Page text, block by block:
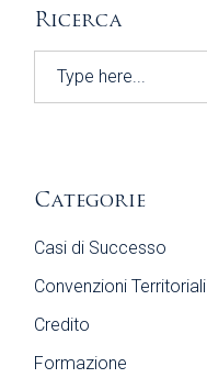
Ricerca
Search
Categorie
Casi di Successo
Convenzioni Territoriali
Credito
Formazione